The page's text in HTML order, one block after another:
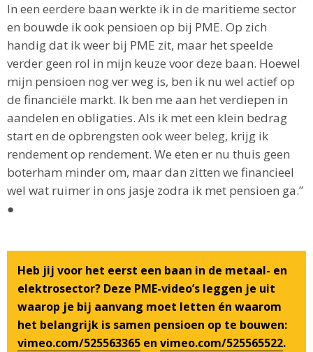
In een eerdere baan werkte ik in de maritieme sector
en bouwde ik ook pensioen op bij PME. Op zich
handig dat ik weer bij PME zit, maar het speelde
verder geen rol in mijn keuze voor deze baan. Hoewel
mijn pensioen nog ver weg is, ben ik nu wel actief op
de financiële markt. Ik ben me aan het verdiepen in
aandelen en obligaties. Als ik met een klein bedrag
start en de opbrengsten ook weer beleg, krijg ik
rendement op rendement. We eten er nu thuis geen
boterham minder om, maar dan zitten we financieel
wel wat ruimer in ons jasje zodra ik met pensioen ga.”
●
Heb jij voor het eerst een baan in de metaal- en
elektrosector? Deze PME-video’s leggen je uit
waarop je bij aanvang moet letten én waarom
het belangrijk is samen pensioen op te bouwen:
vimeo.com/525563365 en vimeo.com/525565522.